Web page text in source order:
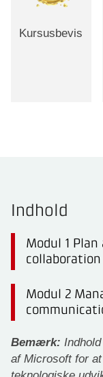
Kursusbevis
Indhold
Modul 1 Plan
Modul 2
Bemærk:
af Microsoft for